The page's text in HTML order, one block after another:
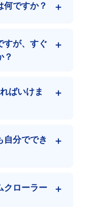
品販売”“レンタル・リ
の業務において、蓄
けではなく、自社内で
門機械の部品はぜひ専
時もスピーディーに発
何ですか？
すが、すぐ
？
ばいけま
自分ででき
クローラー